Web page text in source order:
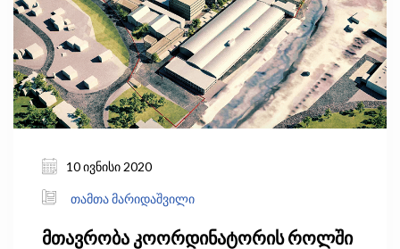
10 ივნისი 2020
თამთა მარიდაშვილი
მთავრობა კოორდინატორის როლში